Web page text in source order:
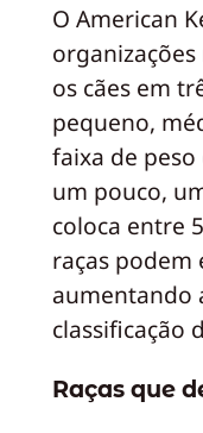
O American
os cães em
pequeno,
faixa de peso
um pouco,
coloca entre
raças podem
aumentando
classificação
Raças que